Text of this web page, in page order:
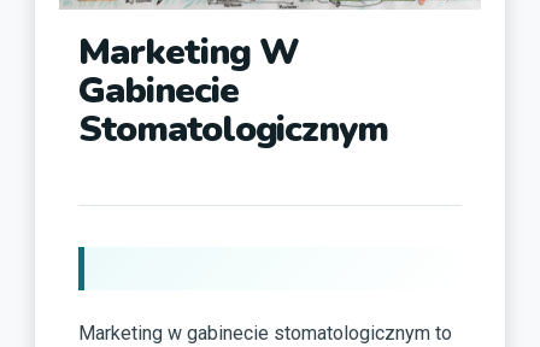
Marketing W
Gabinecie
Stomatologicznym
Marketing w gabinecie stomatologicznym to